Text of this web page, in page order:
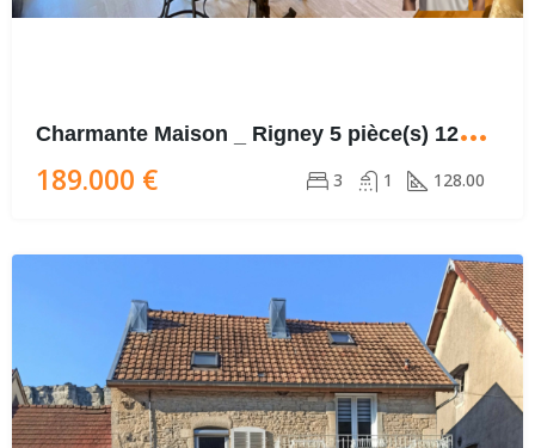
C
harmante Maison _ Rigney 5 pièce(s) 128 m2
189.000 € 3 1 128.00